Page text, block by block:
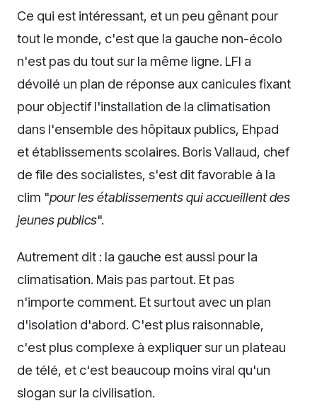
Ce qui est intéressant, et un peu gênant pour
tout le monde, c'est que la gauche non-écolo
n'est pas du tout sur la même ligne. LFI a
dévoilé un plan de réponse aux canicules fixant
pour objectif l'installation de la climatisation
dans l'ensemble des hôpitaux publics, Ehpad
et établissements scolaires. Boris Vallaud, chef
de file des socialistes, s'est dit favorable à la
clim "pour les établissements qui accueillent des
jeunes publics".
Autrement dit : la gauche est aussi pour la
climatisation. Mais pas partout. Et pas
n'importe comment. Et surtout avec un plan
d'isolation d'abord. C'est plus raisonnable,
c'est plus complexe à expliquer sur un plateau
de télé, et c'est beaucoup moins viral qu'un
slogan sur la civilisation.